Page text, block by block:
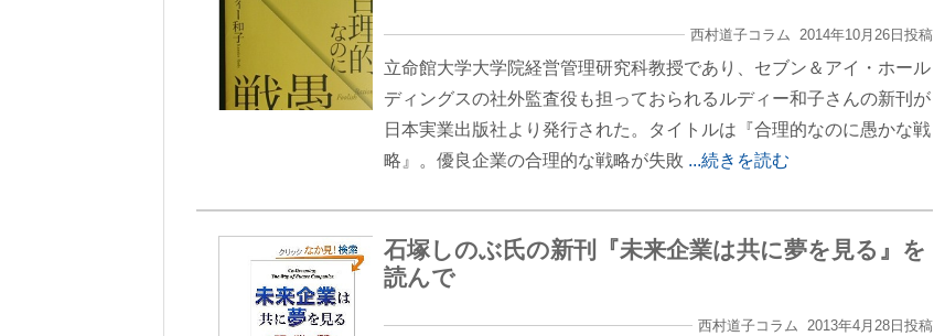
西村道子コラム 2014年10月26日投稿
立命館大学大学院経営管理研究科教授であり、セブン＆アイ・ホール
ディングスの社外監査役も担っておられるルディー和子さんの新刊が
日本実業出版社より発行された。タイトルは『合理的なのに愚かな戦
略』。優良企業の合理的な戦略が失敗 ...続きを読む
石塚しのぶ氏の新刊『未来企業は共に夢を見る』を
読んで
西村道子コラム 2013年4月28日投稿